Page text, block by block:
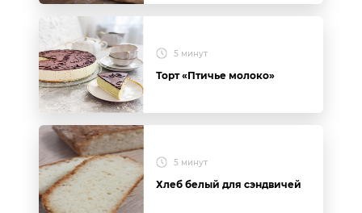
5 минут
Торт «Птичье молоко»
5 минут
Хлеб белый для сэндвичей